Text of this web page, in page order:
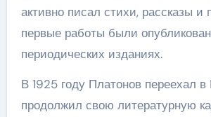
активно писал стихи, рассказы и
первые работы были
периодических изданиях.
В 1925 году Платонов переехал в
продолжил свою литературную